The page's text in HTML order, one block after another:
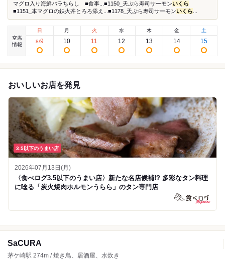
マグロ入り海鮮バラちらし ■食事...■1150_天ぷら寿司サーモンいくら
■1151_本マグロの鉄火丼とろろ添え...■1178_天ぷら寿司サーモンいくら
空席
情報
日
8/9
月
10
火
11
水
12
木
13
金
14
土
15
おいしいお店を発見
3.5以下のうまい店
2026年07月13日(月)
〈食べログ3.5以下のうまい店〉新たな名店候補!? 多彩なタン料理
に唸る「炭火焼肉ホルモンうらら」のタン専門店
SaCURA
茅ケ崎駅 274m / 焼き鳥、居酒屋、水炊き